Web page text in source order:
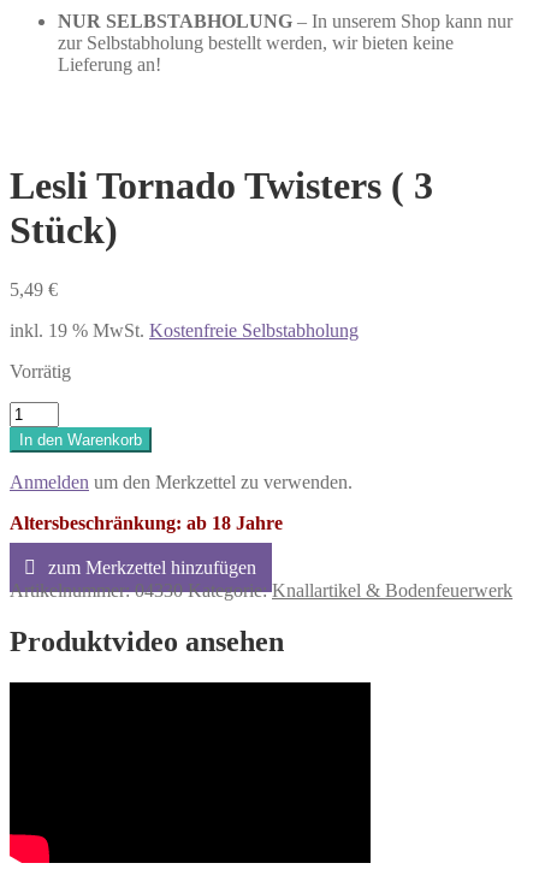
NUR SELBSTABHOLUNG – In unserem Shop kann nur
zur Selbstabholung bestellt werden, wir bieten keine
Lieferung an!
Lesli Tornado Twisters ( 3
Stück)
5,49 €
inkl. 19 % MwSt. Kostenfreie Selbstabholung
Vorrätig
Lesli
Tornado
Twisters
(
3
Stück)
Menge
In den Warenkorb
Anmelden um den Merkzettel zu verwenden.
Altersbeschränkung: ab 18 Jahre
Artikelnummer:04330 Kategorie:Knallartikel & Bodenfeuerwerk
Produktvideo ansehen